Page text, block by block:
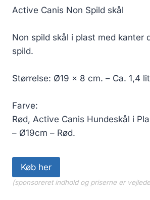
Active Canis Non Spild skål
Non spild skål i plast med kanter
spild.
Størrelse: Ø19 x 8 cm. – Ca. 1,4
Farve:
Rød, Active Canis Hundeskål i
– Ø19cm – Rød.
Køb her
(sponsoreret indhold og priserne er